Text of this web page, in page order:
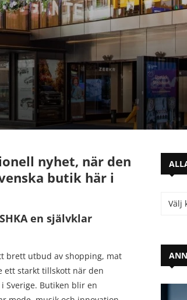
nyhet, när den
butik här i
en självklar
brett utbud av shopping, mat
ett starkt tillskott när den
Sverige. Butiken blir en